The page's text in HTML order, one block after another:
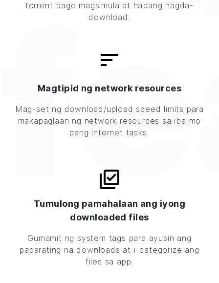
torrent bago magsimula at habang nagda-
download.
Magtipid ng network resources
Mag-set ng download/upload speed limits para
makapaglaan ng network resources sa iba mo
pang internet tasks.
Tumulong pamahalaan ang iyong
downloaded files
Gumamit ng system tags para ayusin ang
paparating na downloads at i-categorize ang
files sa app.